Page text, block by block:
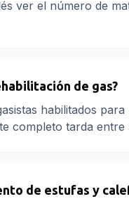
ver el número de
de gas?
habilitados
completo tarda
de estufas y